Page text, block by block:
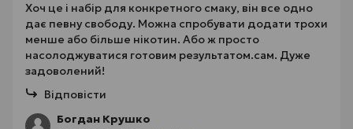
Хоч це і набір для конкретного смаку, він все одно
дає певну свободу. Можна спробувати додати трохи
менше або більше нікотин. Або ж просто
насолоджуватися готовим результатом.сам. Дуже
задоволений!
Відповісти
Богдан Крушко